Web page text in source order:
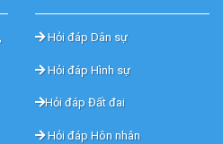
Hỏi đáp Dân sự
Hỏi đáp Hình sự
Hỏi đáp Đất đai
Hỏi đáp Hôn nhân